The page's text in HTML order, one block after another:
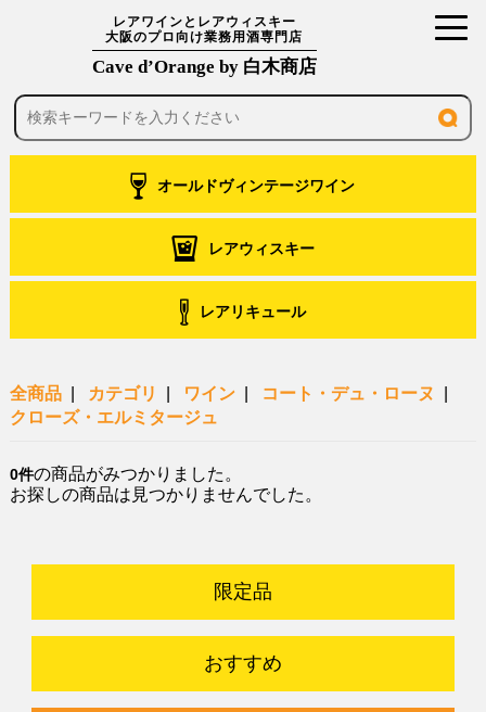
レアワインとレアウィスキー
大阪のプロ向け業務用酒専門店
Cave d’Orange by 白木商店
オールドヴィンテージワイン
レアウィスキー
レアリキュール
全商品 カテゴリ ワイン
コート・デュ・ローヌ
クローズ・エルミタージュ
0件の商品がみつかりました。
お探しの商品は見つかりませんでした。
限定品
おすすめ